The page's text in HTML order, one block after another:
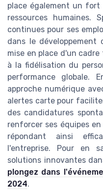
place également un
ressources humaines.
continues pour ses
dans le développement
mise en place d'un
à la fidélisation du
performance globale.
approche numérique
alertes carte pour
des candidatures
renforcer ses équipes
répondant ainsi
l'entreprise. Pour en
solutions innovantes
plongez dans
2024.